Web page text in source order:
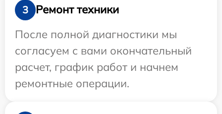
3
Ремонт техники
После полной диагностики мы
согласуем с вами окончательный
расчет, график работ и начнем
ремонтные операции.